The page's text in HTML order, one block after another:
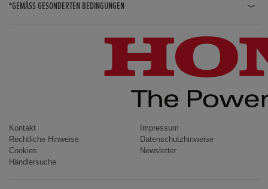
*GEMÄSS GESONDERTEN BEDINGUNGEN
CIVIC / CIVIC LIMOUSINE
INSIGHT
ACCORD
Kontakt
Impressum
Rechtliche Hinweise
Datenschutzhinweise
Cookies
Newsletter
Händlersuche